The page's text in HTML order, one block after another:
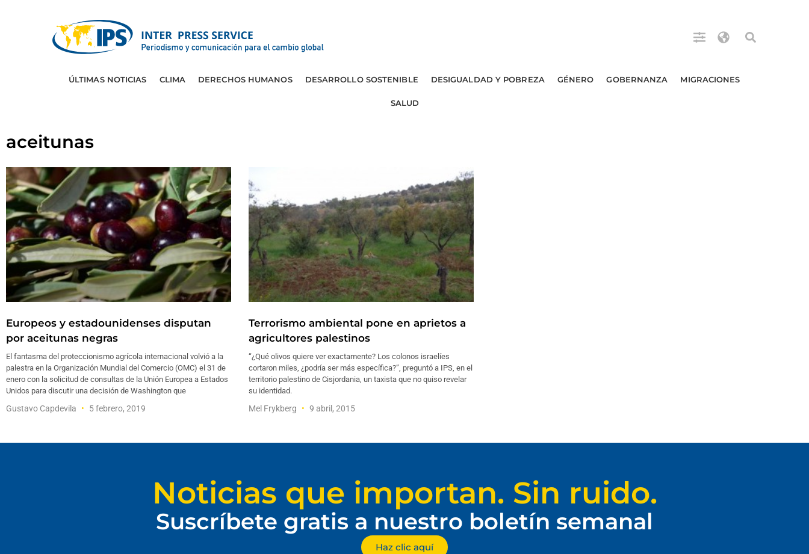
ÚLTIMAS NOTICIAS CLIMA DERECHOS HUMANOS DESARROLLO SOSTENIBLE DESIGUALDAD Y POBREZA GÉNERO GOBERNANZA MIGRACIONES
SALUD
aceitunas
Europeos y estadounidenses disputan
por aceitunas negras
El fantasma del proteccionismo agrícola internacional volvió a la
palestra en la Organización Mundial del Comercio (OMC) el 31 de
enero con la solicitud de consultas de la Unión Europea a Estados
Unidos para discutir una decisión de Washington que
Gustavo Capdevila 5 febrero, 2019
Terrorismo ambiental pone en aprietos a
agricultores palestinos
“¿Qué olivos quiere ver exactamente? Los colonos israelíes
cortaron miles, ¿podría ser más específica?”, preguntó a IPS, en el
territorio palestino de Cisjordania, un taxista que no quiso revelar
su identidad.
Mel Frykberg 9 abril, 2015
Noticias que importan. Sin ruido.
Suscríbete gratis a nuestro boletín semanal
Haz clic aquí